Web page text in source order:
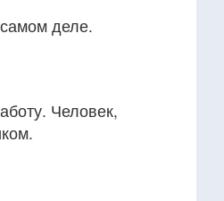
деле.
Человек,